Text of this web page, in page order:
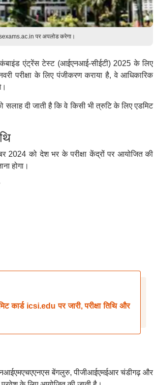
पर अपलोड करेगा।
कंबाइंड एंट्रेंस टेस्ट (आईएनआई-सीईटी) 2025 के लिए
परीक्षा के लिए पंजीकरण कराया है, वे आधिकारिक
सलाह दी जाती है कि वे किसी भी त्रुटि के लिए एडमिट
2024 को देश भर के परीक्षा केंद्रों पर आयोजित की
होगा।
icsi.edu पर जारी, परीक्षा तिथि और
बेंगलुरु, पीजीआईएमईआर चंडीगढ़ और